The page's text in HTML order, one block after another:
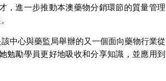
，進一步推動本澳藥物分銷環節的質量管理
中心與藥監局舉辦的又一個面向藥物行業從
勉勵學員更好地吸收和分享知識，並應用到